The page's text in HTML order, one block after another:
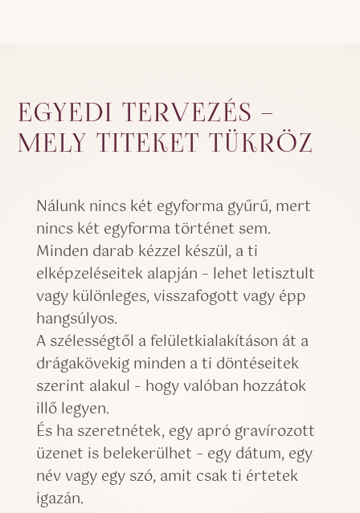
EGYEDI TERVEZÉS –
MELY TITEKET TÜKRÖZ
Nálunk nincs két egyforma gyűrű, mert
nincs két egyforma történet sem.
Minden darab kézzel készül, a ti
elképzeléseitek alapján – lehet letisztult
vagy különleges, visszafogott vagy épp
hangsúlyos.
A szélességtől a felületkialakításon át a
drágakövekig minden a ti döntéseitek
szerint alakul – hogy valóban hozzátok
illő legyen.
És ha szeretnétek, egy apró gravírozott
üzenet is belekerülhet – egy dátum, egy
név vagy egy szó, amit csak ti értetek
igazán.